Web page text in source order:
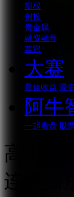
期权
创投
贵金属
融资融券
其它
大赛
最佳收益 最
阿牛
一起看盘 股
高抛低
连续播放